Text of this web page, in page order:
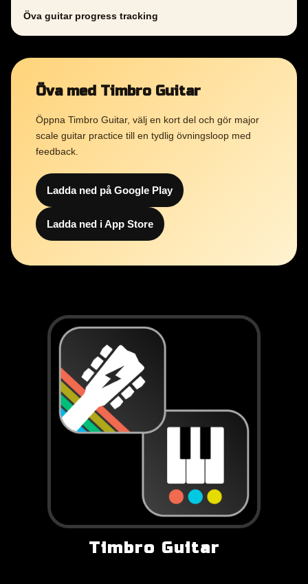
Öva guitar progress tracking
Öva med Timbro Guitar
Öppna Timbro Guitar, välj en kort del och gör major
scale guitar practice till en tydlig övningsloop med
feedback.
Ladda ned på Google Play
Ladda ned i App Store
Timbro Guitar